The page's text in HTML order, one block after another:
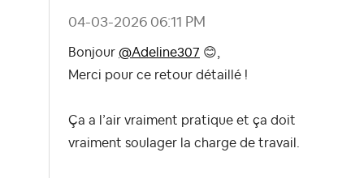
‎04-03-2026 06:11 PM
Bonjour @Adeline307 😊,
Merci pour ce retour détaillé !
Ça a l’air vraiment pratique et ça doit
vraiment soulager la charge de travail.